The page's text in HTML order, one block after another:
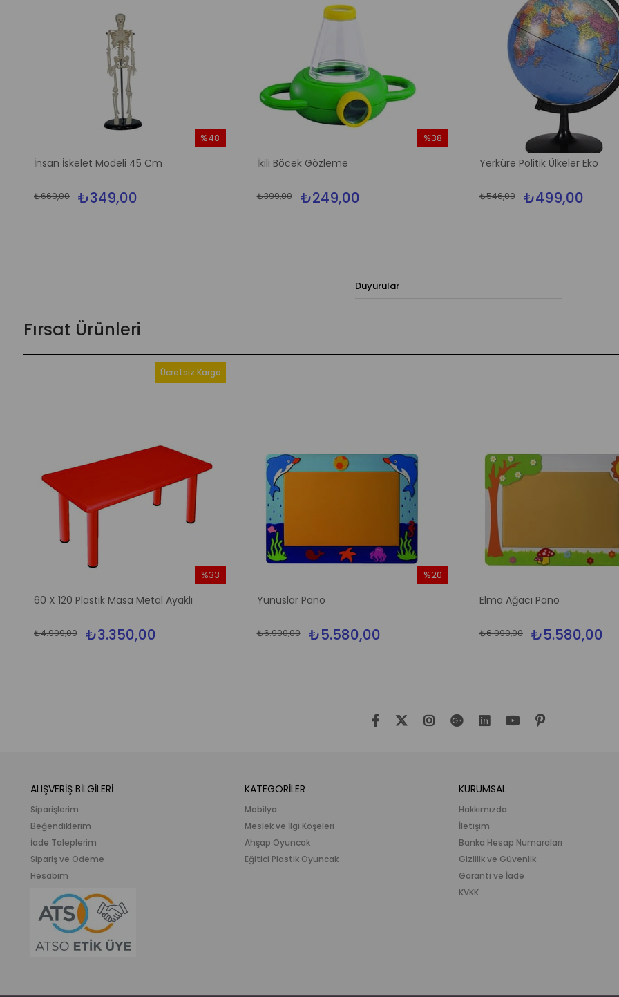
İnsan İskelet Modeli 45 Cm
₺349,00
₺669,00
%48
İkili Böcek Gözleme
₺249,00
₺399,00
%38
Yerküre Politik Ülkeler Eko
₺499,00
₺546,00
Duyurular
Fırsat Ürünleri
60 X 120 Plastik Masa Metal Ayaklı
₺3.350,00
₺4.999,00
%33
Ücretsiz Kargo
Yunuslar Pano
₺5.580,00
₺6.990,00
%20
Elma Ağacı Pano
₺5.580,00
₺6.990,00
ALIŞVERİŞ BİLGİLERİ
Siparişlerim
Beğendiklerim
İade Taleplerim
Sipariş ve Ödeme
Hesabım
KATEGORİLER
Mobilya
Meslek ve İlgi Köşeleri
Ahşap Oyuncak
Eğitici Plastik Oyuncak
KURUMSAL
Hakkımızda
İletişim
Banka Hesap Numaraları
Gizlilik ve Güvenlik
Garanti ve İade
KVKK